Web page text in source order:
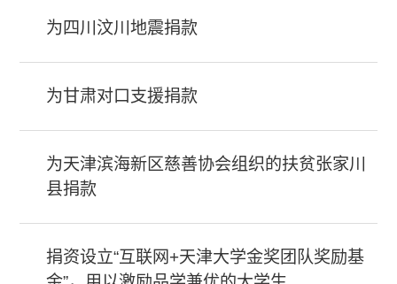
为四川汶川地震捐款
为甘肃对口支援捐款
为天津滨海新区慈善协会组织的扶贫张家川
县捐款
捐资设立“互联网+天津大学金奖团队奖励基